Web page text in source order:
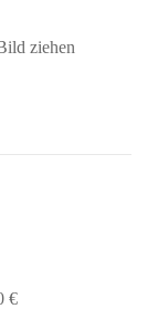
ziehen
€